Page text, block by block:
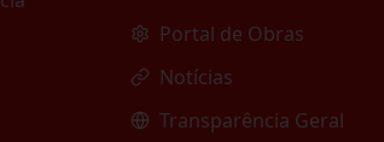
Portal de Obras
Notícias
Transparência Geral